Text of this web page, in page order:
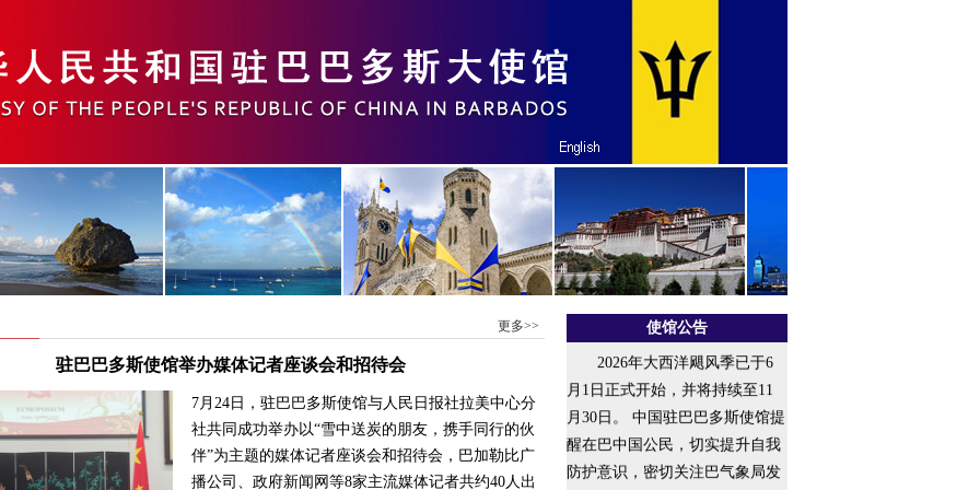
更多>>
驻巴巴多斯使馆举办媒体记者座谈会和招待会
7月24日，驻巴巴多斯使馆与人民日报社拉美中心分
社共同成功举办以“雪中送炭的朋友，携手同行的伙
伴”为主题的媒体记者座谈会和招待会，巴加勒比广
播公司、政府新闻网等8家主流媒体记者共约40人出
使馆公告
2026年大西洋飓风季已于6
月1日正式开始，并将持续至11
月30日。 中国驻巴巴多斯使馆提
醒在巴中国公民，切实提升自我
防护意识，密切关注巴气象局发